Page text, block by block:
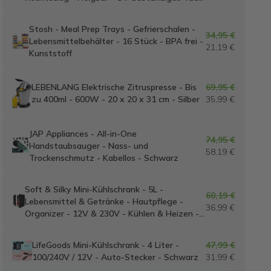
Stosh - Meal Prep Trays - Gefrierschalen -
Lebensmittelbehälter - 16 Stück - BPA frei -
Kunststoff
34,95 €
21,19 €
LEBENLANG Elektrische Zitruspresse - Bis
zu 400ml - 600W - 20 x 20 x 31 cm - Silber
69,95 €
35,99 €
JAP Appliances - All-in-One
Handstaubsauger - Nass- und
Trockenschmutz - Kabellos - Schwarz
74,95 €
58,19 €
Soft & Silky Mini-Kühlschrank - 5L -
Lebensmittel & Getränke - Hautpflege -
Organizer - 12V & 230V - Kühlen & Heizen -
60,19 €
36,99 €
LifeGoods Mini-Kühlschrank - 4 Liter -
100/240V / 12V - Auto-Stecker - Schwarz
47,99 €
31,99 €